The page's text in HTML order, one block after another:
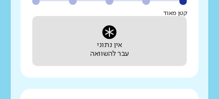
קטן מאוד
אין נתוני
עבר להשוואה